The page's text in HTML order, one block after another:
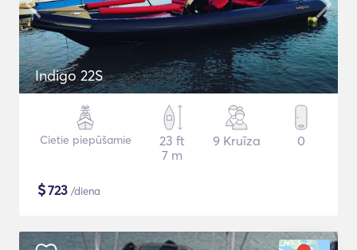
Indigo 22S
Cietie piepūšamie
23 ft
7 m
9 Kruīza 0
$723 /diena